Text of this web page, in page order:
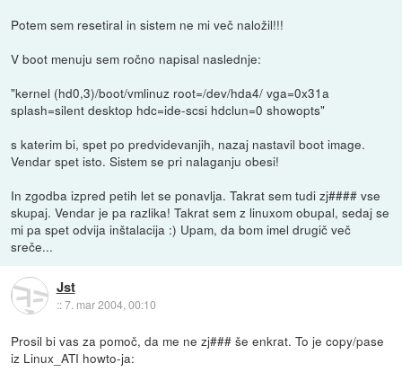
Potem sem resetiral in sistem ne mi več naložil!!!
V boot menuju sem ročno napisal naslednje:
"kernel (hd0,3)/boot/vmlinuz root=/dev/hda4/ vga=0x31a
splash=silent desktop hdc=ide-scsi hdclun=0 showopts"
s katerim bi, spet po predvidevanjih, nazaj nastavil boot image.
Vendar spet isto. Sistem se pri nalaganju obesi!
In zgodba izpred petih let se ponavlja. Takrat sem tudi zj#### vse
skupaj. Vendar je pa razlika! Takrat sem z linuxom obupal, sedaj se
mi pa spet odvija inštalacija :) Upam, da bom imel drugič več
sreče...
Jst
::7. mar 2004, 00:10
Prosil bi vas za pomoč, da me ne zj### še enkrat. To je copy/pase
iz Linux_ATI howto-ja: